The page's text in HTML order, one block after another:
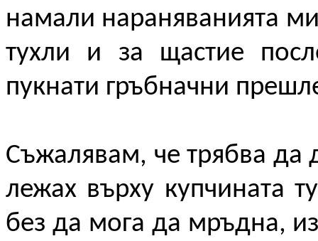
намали нараняванията
тухли и за щастие
пукнати гръбначни
Съжалявам, че трябва да
лежах върху купчината
без да мога да мръдна,